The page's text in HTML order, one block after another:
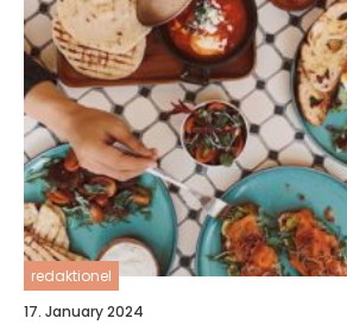
redaktionel
17. January 2024